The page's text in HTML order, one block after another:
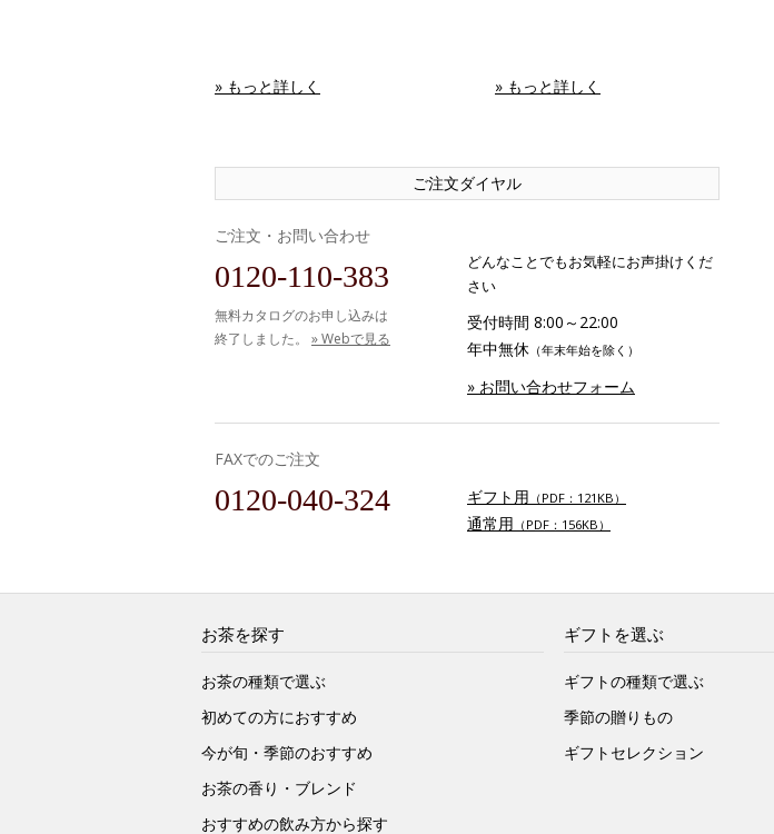
» もっと詳しく » もっと詳しく
ご注文ダイヤル
ご注文・お問い合わせ
0120-110-383
無料カタログのお申し込みは
終了しました。 » Webで見る
どんなことでもお気軽にお声掛けくだ
さい
受付時間 8:00～22:00
年中無休 （年末年始を除く）
» お問い合わせフォーム
FAXでのご注文
0120-040-324 ギフト用 （PDF：121KB）
通常用 （PDF：156KB）
お茶を探す
お茶の種類で選ぶ
初めての方におすすめ
今が旬・季節のおすすめ
お茶の香り・ブレンド
おすすめの飲み方から探す
ギフトを選ぶ
ギフトの種類で選ぶ
季節の贈りもの
ギフトセレクション